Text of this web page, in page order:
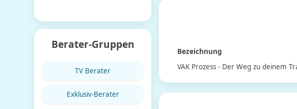
dazu. Einfach tausend Dank für
dein Können.
Berater-Gruppen
TV Berater
Exklusiv-Berater
Bezeichnung
VAK Prozess - Der Weg zu deinem